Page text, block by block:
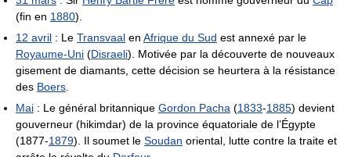
(fin en 1880).
12 avril : Le Transvaal en Afrique du Sud est annexé par le
Royaume-Uni (Disraeli). Motivée par la découverte de nouveaux
gisement de diamants, cette décision se heurtera à la résistance
des Boers
Mai : Le général britannique Gordon Pacha (1833-1885) devient
gouverneur (hikimdar) de la province équatoriale de l’Égypte
(1877-1879). Il soumet le Soudan oriental, lutte contre la traite et